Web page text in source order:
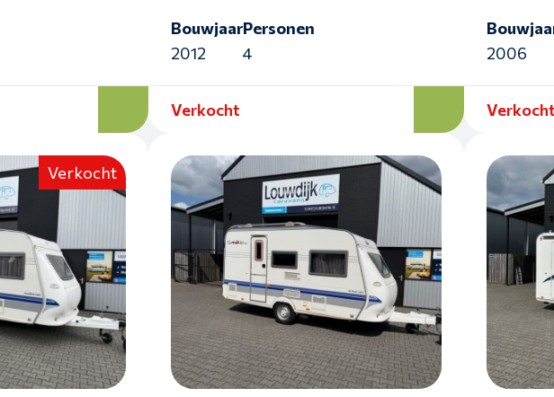
Bouwjaar
2012
Personen
4
Verkocht
2006
Verkocht
Verkocht